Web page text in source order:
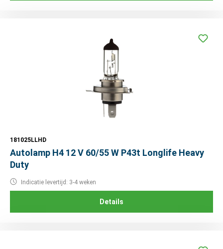
181025LLHD
Autolamp H4 12 V 60/55 W P43t Longlife Heavy
Duty
Indicatie levertijd: 3-4 weken
Details